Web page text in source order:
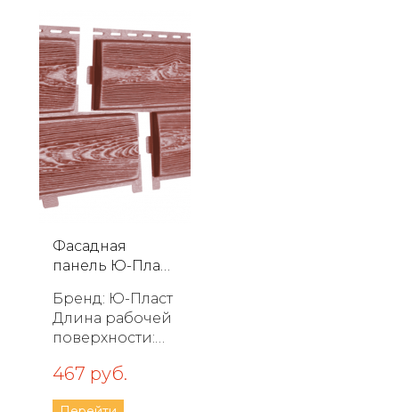
панели: 0,5 м2
Фасадная
панель Ю-Пласт
Бренд: Ю-Пласт
Длина рабочей
поверхности:
Ширина
рабочей
467 руб.